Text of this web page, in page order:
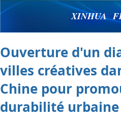
XINHUA
Ouverture d'un
villes créatives
Chine pour
durabilité urbaine